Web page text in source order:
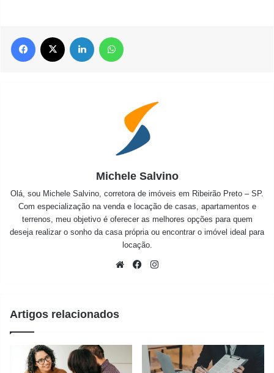
Facebook Linkedin
Michele Salvino
Olá, sou Michele Salvino, corretora de imóveis em Ribeirão Preto – SP.
Com especialização na venda e locação de casas, apartamentos e
terrenos, meu objetivo é oferecer as melhores opções para quem
deseja realizar o sonho da casa própria ou encontrar o imóvel ideal para
locação.
WebsiteFacebook
Artigos relacionados